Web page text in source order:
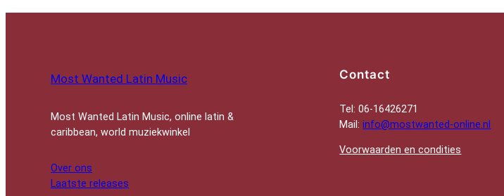
Most Wanted Latin Music
Most Wanted Latin Music, online latin &
caribbean, world muziekwinkel
Over ons
Laatste releases
Contact
Tel: 06-16426271
Mail:info@mostwanted-online.nl
Voorwaarden en condities